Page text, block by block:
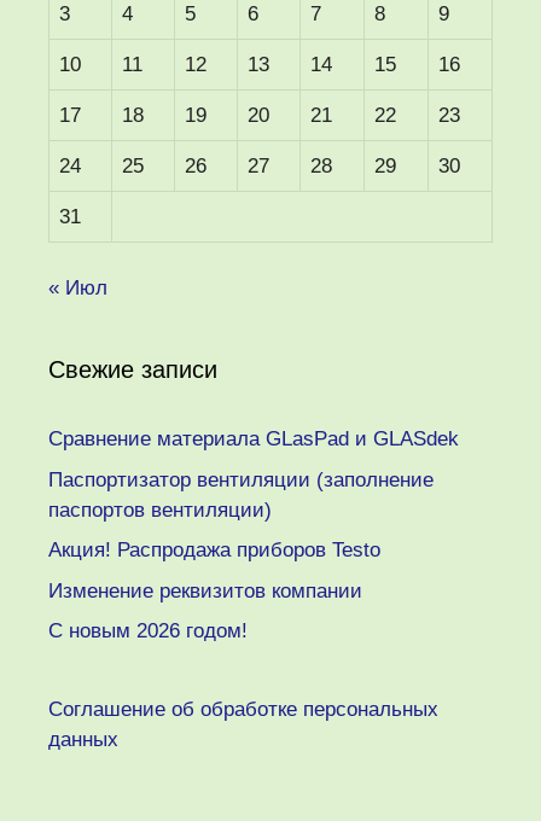
3 4 5 6 7 8 9
10 11 12 13 14 15 16
17 18 19 20 21 22 23
24 25 26 27 28 29 30
31
« Июл
Свежие записи
Сравнение материала GLasPad и GLASdek
Паспортизатор вентиляции (заполнение
паспортов вентиляции)
Акция! Распродажа приборов Testo
Изменение реквизитов компании
C новым 2026 годом!
Соглашение об обработке персональных
данных